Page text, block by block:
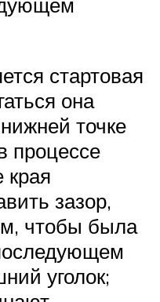
стартовая
она
точке
процессе
края
зазор,
чтобы была
уголок;